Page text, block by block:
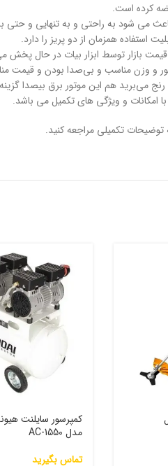
کرده است.
استفاده همزمان از دو پریز را دارد.
قیمت بازار توسط ابزار بیات در حال
و وزن مناسب و بی‌صدا بودن و قیمت
رنج می‌برید هم این موتور برق بیصدا
امکانات و ویژگی های تکمیل می باشد.
توضیحات تکمیلی مراجعه کنید.
مدل 1550-AC
تماس بگیرید